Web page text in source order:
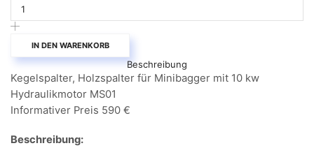
Holzspalter
für
mit
kw
Hydraulikmotor
Baggeraufnahme
MS01
Menge
IN DEN WARENKORB
Beschreibung
Kegelspalter, Holzspalter für Minibagger mit 10 kw
Hydraulikmotor MS01
Informativer Preis 590 €
Beschreibung: